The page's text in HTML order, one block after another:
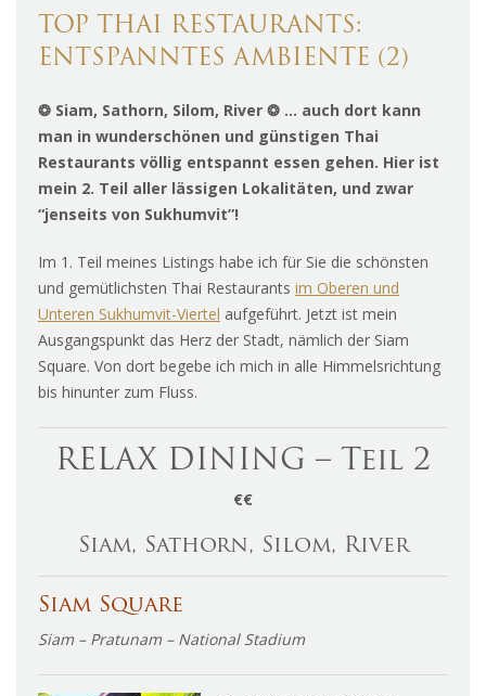
TOP THAI RESTAURANTS:
ENTSPANNTES AMBIENTE (2)
❂ Siam, Sathorn, Silom, River ❂ … auch dort kann
man in wunderschönen und günstigen Thai
Restaurants völlig entspannt essen gehen. Hier ist
mein 2. Teil aller lässigen Lokalitäten, und zwar
“jenseits von Sukhumvit”!
Im 1. Teil meines Listings habe ich für Sie die schönsten
und gemütlichsten Thai Restaurants im Oberen und
Unteren Sukhumvit-Viertel aufgeführt. Jetzt ist mein
Ausgangspunkt das Herz der Stadt, nämlich der Siam
Square. Von dort begebe ich mich in alle Himmelsrichtung
bis hinunter zum Fluss.
RELAX DINING – Teil 2
€€
Siam, Sathorn, Silom, River
Siam Square
Siam – Pratunam – National Stadium